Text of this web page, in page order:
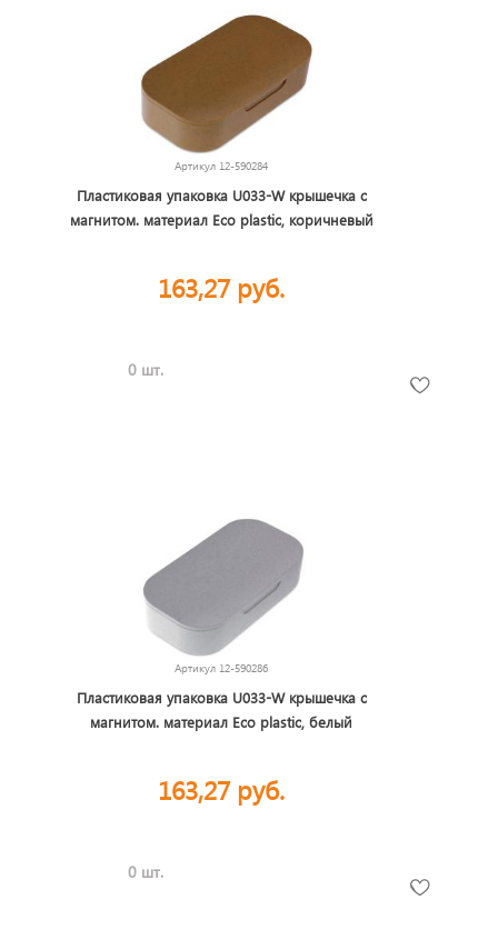
Артикул 12-590284
Пластиковая упаковка U033-W крышечка с
магнитом. материал Eco plastic, коричневый
163,27 руб.
0 шт.
Артикул 12-590286
Пластиковая упаковка U033-W крышечка с
магнитом. материал Eco plastic, белый
163,27 руб.
0 шт.